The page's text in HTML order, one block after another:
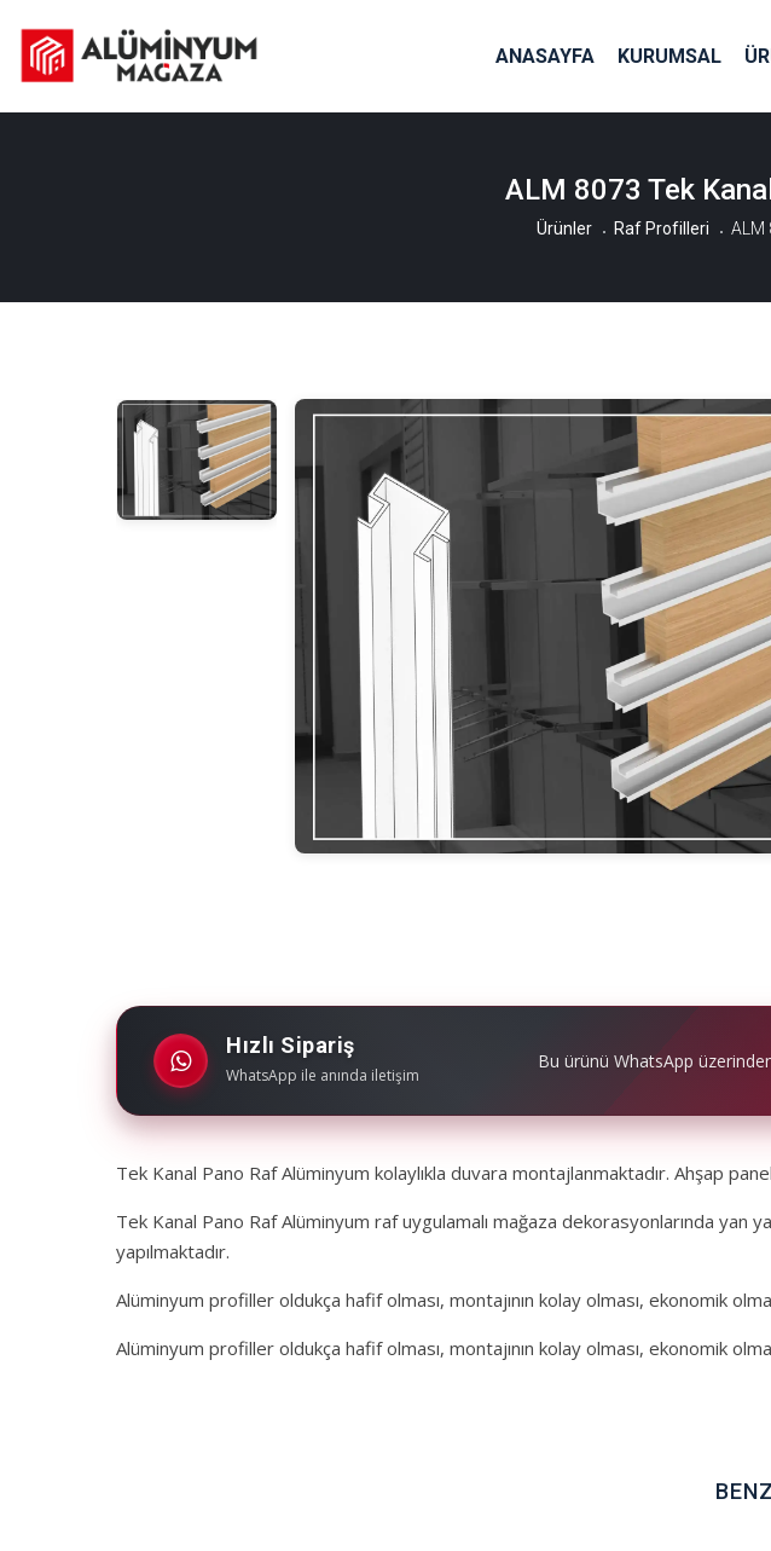
ANASAYFA KURUMSAL
ALM 8073 Tek
Ürünler Raf Profilleri ALM
Hızlı Sipariş
WhatsApp ile anında iletişim
Bu ürünü WhatsApp
Tek Kanal Pano Raf Alüminyum kolaylıkla duvara montajlanmaktadır. Ahşap
Tek Kanal Pano Raf Alüminyum raf uygulamalı mağaza dekorasyonlarında yan
yapılmaktadır.
Alüminyum profiller oldukça hafif olması, montajının kolay olması, ekonomik
Alüminyum profiller oldukça hafif olması, montajının kolay olması, ekonomik